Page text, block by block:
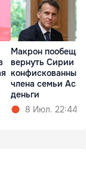
Макрон пообещал
вернуть Сирии
конфискованные
члена семьи
деньги
8 Июл. 22:44